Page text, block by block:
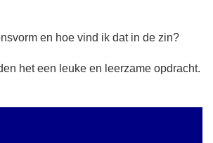
en hoe vind ik dat in de zin?
het een leuke en leerzame opdracht.